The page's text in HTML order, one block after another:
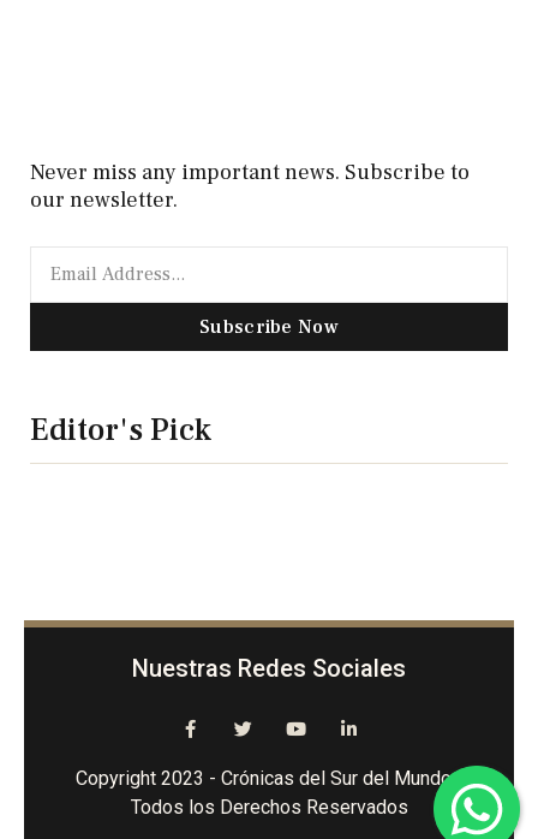
Never miss any important news. Subscribe to
our newsletter.
Subscribe Now
Editor's Pick
Nuestras Redes Sociales
Copyright 2023 - Crónicas del Sur del Mundo -
Todos los Derechos Reservados